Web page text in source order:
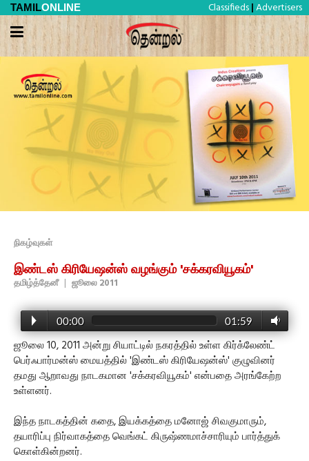
TAMILONLINE Classifieds | Advertisers
நிகழ்வுகள்
இண்டஸ் கிரியேஷன்ஸ் வழங்கும் 'சக்கரவியூகம்'
தமிழ்த்தேனீ | ஜூலை 2011
00:00 01:59
ஜூலை 10, 2011 அன்று சியாட்டில் நகரத்தில் உள்ள கிர்க்லேண்ட்
பெர்ஃபார்மன்ஸ் மையத்தில் 'இண்டஸ் கிரியேஷன்ஸ்' குழுவினர்
தமது ஆறாவது நாடகமான 'சக்கரவியூகம்' என்பதை அரங்கேற்ற
உள்ளனர்.
இந்த நாடகத்தின் கதை, இயக்கத்தை மனோஜ் சிவகுமாரும்,
தயாரிப்பு நிர்வாகத்தை வெங்கட் கிருஷ்ணமாச்சாரியும் பார்த்துக்
கொள்கின்றனர்.